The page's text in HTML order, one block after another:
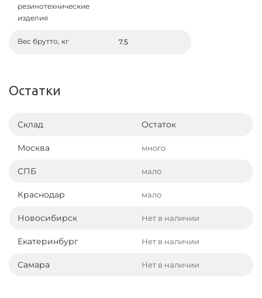
резинотехнические
изделия
Вес брутто, кг 7.5
Остатки
Склад Остаток
Москва много
СПБ мало
Краснодар мало
Новосибирск Нет в наличии
Екатеринбург Нет в наличии
Самара Нет в наличии